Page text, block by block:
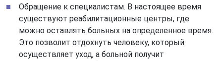
Обращение к специалистам. В настоящее время
существуют реабилитационные центры, где
можно оставлять больных на определенное время.
Это позволит отдохнуть человеку, который
осуществляет уход, а больной получит